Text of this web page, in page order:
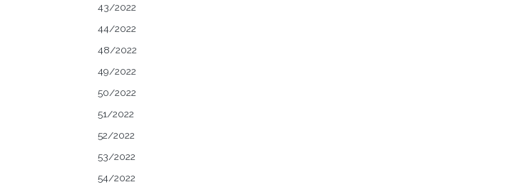
43/2022
44/2022
48/2022
49/2022
50/2022
51/2022
52/2022
53/2022
54/2022